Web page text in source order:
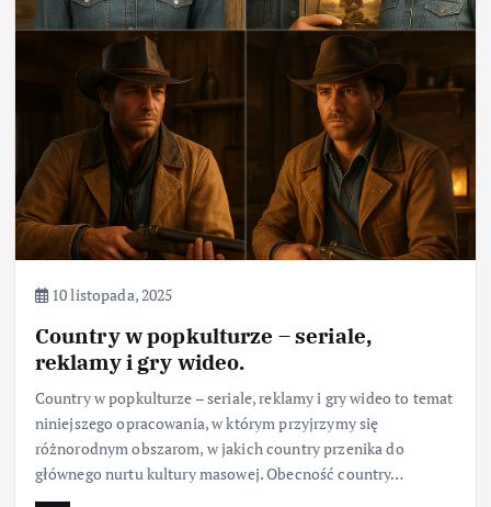
10 listopada, 2025
Country w popkulturze – seriale,
reklamy i gry wideo.
Country w popkulturze – seriale, reklamy i gry wideo to temat
niniejszego opracowania, w którym przyjrzymy się
różnorodnym obszarom, w jakich country przenika do
głównego nurtu kultury masowej. Obecność country…